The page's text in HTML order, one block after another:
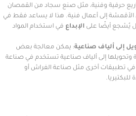
وفنية، مثل صنع سجاد من القمصان
إلى أعمال فنية. هذا لا يساعد فقط في
على الإبداعفي استخدام المواد
صناعية: يمكن معالجة بعض
إلى ألياف صناعية تستخدم في صناعة
أخرى مثل صناعة الفراش أو